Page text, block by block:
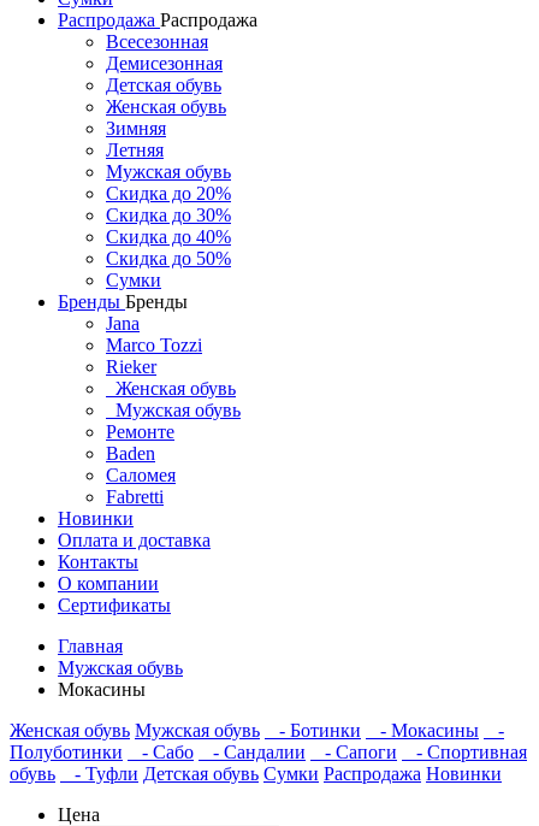
Распродажа Распродажа
Всесезонная
Демисезонная
Детская обувь
Женская обувь
Зимняя
Летняя
Мужская обувь
Скидка до 20%
Скидка до 30%
Скидка до 40%
Скидка до 50%
Сумки
Бренды Бренды
Jana
Marco Tozzi
Rieker
Женская обувь
Мужская обувь
Ремонте
Baden
Саломея
Fabretti
Новинки
Оплата и доставка
Контакты
О компании
Сертификаты
Главная
Мужская обувь
Мокасины
Женская обувь Мужская обувь - Ботинки - Мокасины
-
Полуботинки
- Сабо - Сандалии - Сапоги
- Спортивная
обувь
- Туфли Детская обувь Сумки Распродажа Новинки
Цена